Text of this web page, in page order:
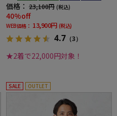
価格： 23,100円 (税込)
40%off
WEB価格： 13,900円 (税込)
4.7 （3）
★2着で22,000円対象！
SALE OUTLET